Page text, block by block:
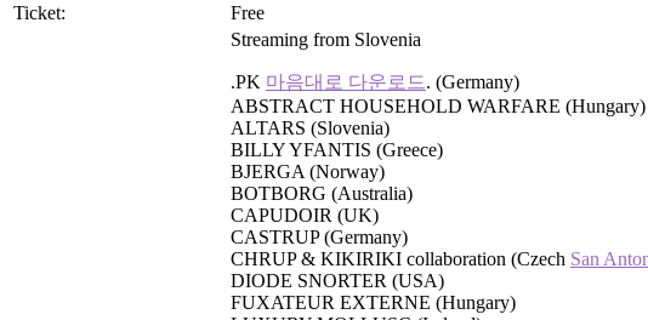
Ticket:
Free
Streaming from Slovenia
.PK 마음대로 다운로드. (Germany)
ABSTRACT HOUSEHOLD WARFARE (Hungary)
ALTARS (Slovenia)
BILLY YFANTIS (Greece)
BJERGA (Norway)
BOTBORG (Australia)
CAPUDOIR (UK)
CASTRUP (Germany)
CHRUP & KIKIRIKI collaboration (Czech San
DIODE SNORTER (USA)
FUXATEUR EXTERNE (Hungary)